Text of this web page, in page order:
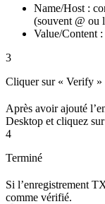
Name/Host :
(souvent @ ou
Value/Content
3
Cliquer sur « Verify
Après avoir ajouté
Desktop et cliquez
4
Terminé
Si l’enregistrement
comme vérifié.